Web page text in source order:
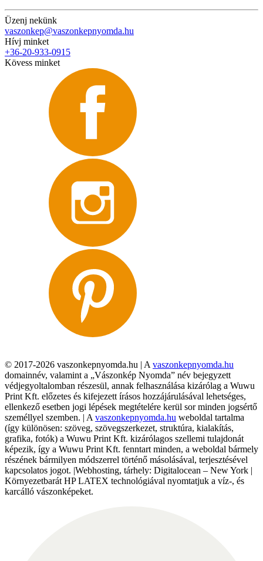
Üzenj nekünk
vaszonkep@vaszonkepnyomda.hu
Hívj minket
+36-20-933-0915
Kövess minket
© 2017-2026 vaszonkepnyomda.hu | A vaszonkepnyomda.hu
domainnév, valamint a „Vászonkép Nyomda” név bejegyzett
védjegyoltalomban részesül, annak felhasználása kizárólag a Wuwu
Print Kft. előzetes és kifejezett írásos hozzájárulásával lehetséges,
ellenkező esetben jogi lépések megtételére kerül sor minden jogsértő
személlyel szemben. | A vaszonkepnyomda.hu weboldal tartalma
(így különösen: szöveg, szövegszerkezet, struktúra, kialakítás,
grafika, fotók) a Wuwu Print Kft. kizárólagos szellemi tulajdonát
képezik, így a Wuwu Print Kft. fenntart minden, a weboldal bármely
részének bármilyen módszerrel történő másolásával, terjesztésével
kapcsolatos jogot. |Webhosting, tárhely: Digitalocean – New York |
Környezetbarát HP LATEX technológiával nyomtatjuk a víz-, és
karcálló vászonképeket.